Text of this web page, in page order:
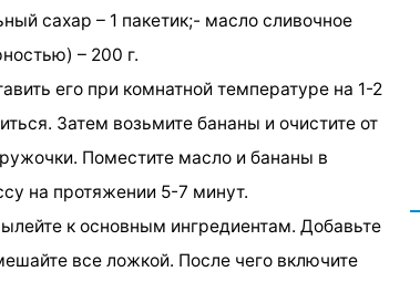
сахар – 1 пакетик;- масло сливочное
– 200 г.
его при комнатной температуре на 1-2
Затем возьмите бананы и очистите от
Поместите масло и бананы в
на протяжении 5-7 минут.
к основным ингредиентам. Добавьте
все ложкой. После чего включите